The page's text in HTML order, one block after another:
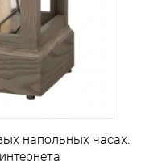
напольных часах.